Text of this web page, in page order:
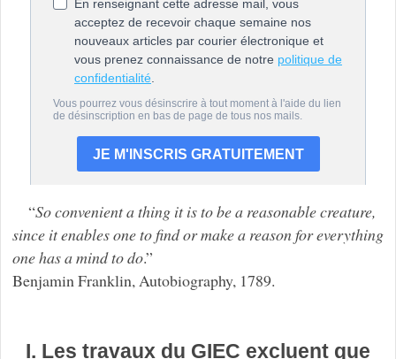
“So convenient a thing it is to be a reasonable creature,
since it enables one to find or make a reason for everything
one has a mind to do.”
Benjamin Franklin, Autobiography, 1789.
I. Les travaux du GIEC excluent que